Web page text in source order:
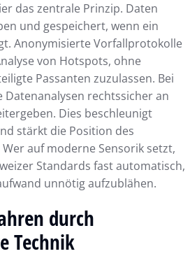
das zentrale Prinzip. Daten
und gespeichert, wenn ein
Anonymisierte Vorfallprotokolle
von Hotspots, ohne
Passanten zuzulassen. Bei
Datenanalysen rechtssicher an
Dies beschleunigt
stärkt die Position des
auf moderne Sensorik setzt,
Standards fast automatisch,
unnötig aufzublähen.
durch
Technik